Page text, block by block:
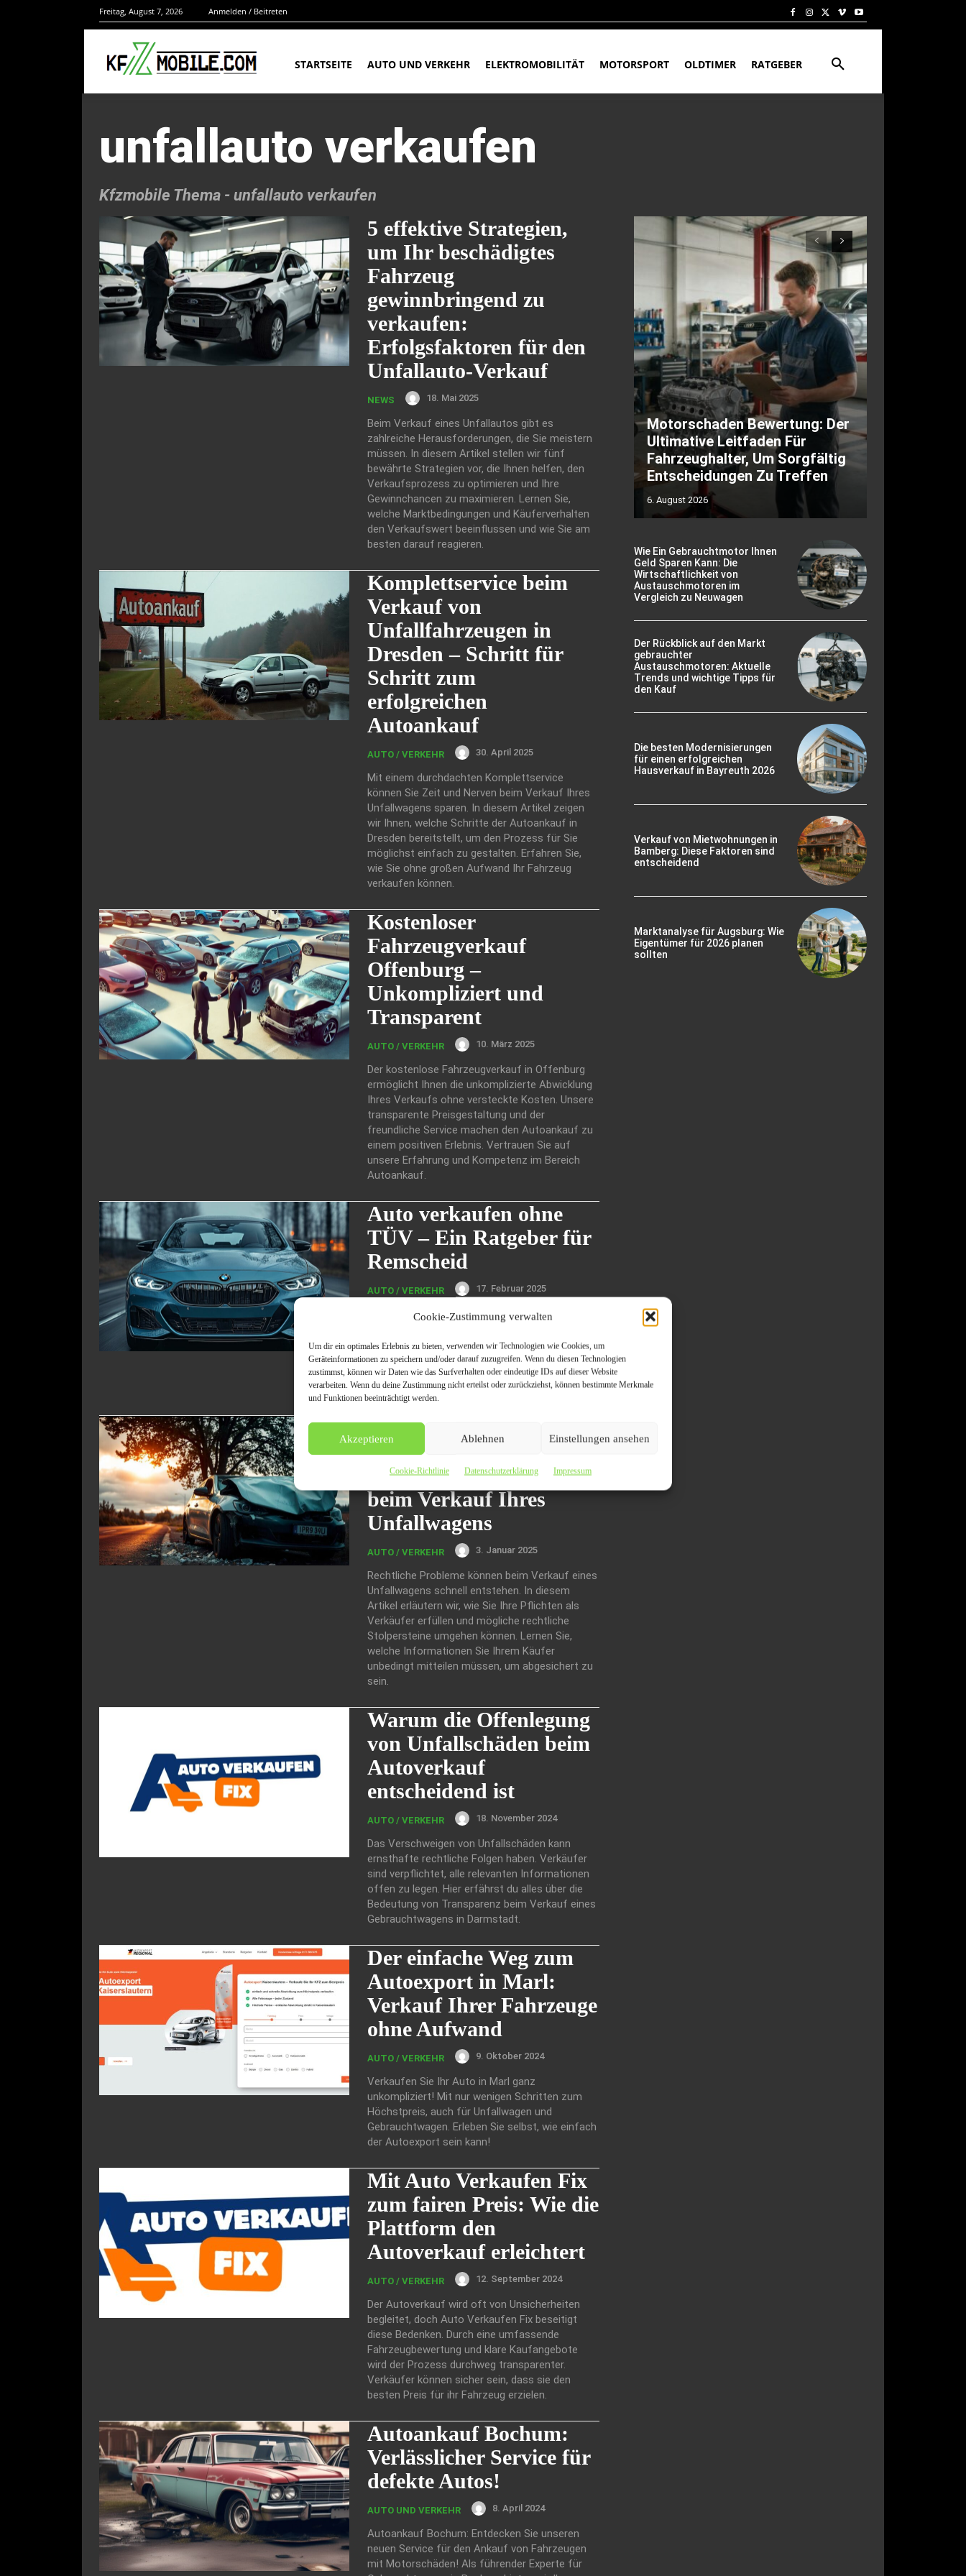
Cookie-Zustimmung verwalten
Um dir ein optimales Erlebnis zu bieten, verwenden wir Technologien wie Cookies, um
Geräteinformationen zu speichern und/oder darauf zuzugreifen. Wenn du diesen Technologien
zustimmst, können wir Daten wie das Surfverhalten oder eindeutige IDs auf dieser Website
verarbeiten. Wenn du deine Zustimmung nicht erteilst oder zurückziehst, können bestimmte Merkmale
und Funktionen beeinträchtigt werden.
Akzeptieren Ablehnen Einstellungen ansehen
Cookie-Richtlinie Datenschutzerklärung Impressum
Freitag, August 7, 2026 Anmelden / Beitreten
STARTSEITE AUTO UND VERKEHR ELEKTROMOBILITÄT MOTORSPORT OLDTIMER RATGEBER
unfallauto verkaufen
Kfzmobile Thema - unfallauto verkaufen
5 effektive Strategien,
um Ihr beschädigtes
Fahrzeug
gewinnbringend zu
verkaufen:
Erfolgsfaktoren für den
Unfallauto-Verkauf
NEWS 18. Mai 2025
Beim Verkauf eines Unfallautos gibt es
zahlreiche Herausforderungen, die Sie meistern
müssen. In diesem Artikel stellen wir fünf
bewährte Strategien vor, die Ihnen helfen, den
Verkaufsprozess zu optimieren und Ihre
Gewinnchancen zu maximieren. Lernen Sie,
welche Marktbedingungen und Käuferverhalten
den Verkaufswert beeinflussen und wie Sie am
besten darauf reagieren.
Komplettservice beim
Verkauf von
Unfallfahrzeugen in
Dresden – Schritt für
Schritt zum
erfolgreichen
Autoankauf
AUTO / VERKEHR 30. April 2025
Mit einem durchdachten Komplettservice
können Sie Zeit und Nerven beim Verkauf Ihres
Unfallwagens sparen. In diesem Artikel zeigen
wir Ihnen, welche Schritte der Autoankauf in
Dresden bereitstellt, um den Prozess für Sie
möglichst einfach zu gestalten. Erfahren Sie,
wie Sie ohne großen Aufwand Ihr Fahrzeug
verkaufen können.
Kostenloser
Fahrzeugverkauf
Offenburg –
Unkompliziert und
Transparent
AUTO / VERKEHR 10. März 2025
Der kostenlose Fahrzeugverkauf in Offenburg
ermöglicht Ihnen die unkomplizierte Abwicklung
Ihres Verkaufs ohne versteckte Kosten. Unsere
transparente Preisgestaltung und der
freundliche Service machen den Autoankauf zu
einem positiven Erlebnis. Vertrauen Sie auf
unsere Erfahrung und Kompetenz im Bereich
Autoankauf.
Auto verkaufen ohne
TÜV – Ein Ratgeber für
Remscheid
AUTO / VERKEHR 17. Februar 2025
Der Verkauf eines Fahrzeugs ohne TÜV
Ratgeber erfahren Sie, wie Sie Ihr Auto in
Remscheid dennoch gewinnbringend verkaufen
können. Lesen Sie, worauf Käufer achten und
welche Informationen sie benötigen.
Transparenter Verkauf:
So vermeiden Sie
rechtliche Probleme
beim Verkauf Ihres
Unfallwagens
AUTO / VERKEHR 3. Januar 2025
Rechtliche Probleme können beim Verkauf eines
Unfallwagens schnell entstehen. In diesem
Artikel erläutern wir, wie Sie Ihre Pflichten als
Verkäufer erfüllen und mögliche rechtliche
Stolpersteine umgehen können. Lernen Sie,
welche Informationen Sie Ihrem Käufer
unbedingt mitteilen müssen, um abgesichert zu
sein.
Warum die Offenlegung
von Unfallschäden beim
Autoverkauf
entscheidend ist
AUTO / VERKEHR 18. November 2024
Das Verschweigen von Unfallschäden kann
ernsthafte rechtliche Folgen haben. Verkäufer
sind verpflichtet, alle relevanten Informationen
offen zu legen. Hier erfährst du alles über die
Bedeutung von Transparenz beim Verkauf eines
Gebrauchtwagens in Darmstadt.
Der einfache Weg zum
Autoexport in Marl:
Verkauf Ihrer Fahrzeuge
ohne Aufwand
AUTO / VERKEHR 9. Oktober 2024
Verkaufen Sie Ihr Auto in Marl ganz
unkompliziert! Mit nur wenigen Schritten zum
Höchstpreis, auch für Unfallwagen und
Gebrauchtwagen. Erleben Sie selbst, wie einfach
der Autoexport sein kann!
Mit Auto Verkaufen Fix
zum fairen Preis: Wie die
Plattform den
Autoverkauf erleichtert
AUTO / VERKEHR 12. September 2024
Der Autoverkauf wird oft von Unsicherheiten
begleitet, doch Auto Verkaufen Fix beseitigt
diese Bedenken. Durch eine umfassende
Fahrzeugbewertung und klare Kaufangebote
wird der Prozess durchweg transparenter.
Verkäufer können sicher sein, dass sie den
besten Preis für ihr Fahrzeug erzielen.
Autoankauf Bochum:
Verlässlicher Service für
defekte Autos!
AUTO UND VERKEHR 8. April 2024
Autoankauf Bochum: Entdecken Sie unseren
neuen Service für den Ankauf von Fahrzeugen
mit Motorschäden! Als führender Experte für
Motorschaden Bewertung: Der
Ultimative Leitfaden Für
Fahrzeughalter, Um Sorgfältig
Entscheidungen Zu Treffen
6. August 2026
Wie Ein Gebrauchtmotor Ihnen
Geld Sparen Kann: Die
Wirtschaftlichkeit von
Austauschmotoren im
Vergleich zu Neuwagen
Der Rückblick auf den Markt
gebrauchter
Austauschmotoren: Aktuelle
Trends und wichtige Tipps für
den Kauf
Die besten Modernisierungen
für einen erfolgreichen
Hausverkauf in Bayreuth 2026
Verkauf von Mietwohnungen in
Bamberg: Diese Faktoren sind
entscheidend
Marktanalyse für Augsburg: Wie
Eigentümer für 2026 planen
sollten